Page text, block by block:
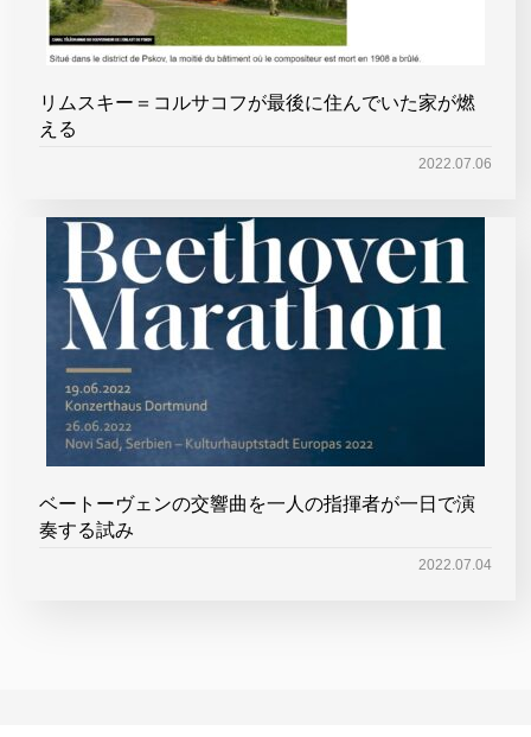
リムスキー＝コルサコフが最後に住んでいた家が燃
える
2022.07.06
ベートーヴェンの交響曲を一人の指揮者が一日で演
奏する試み
2022.07.04